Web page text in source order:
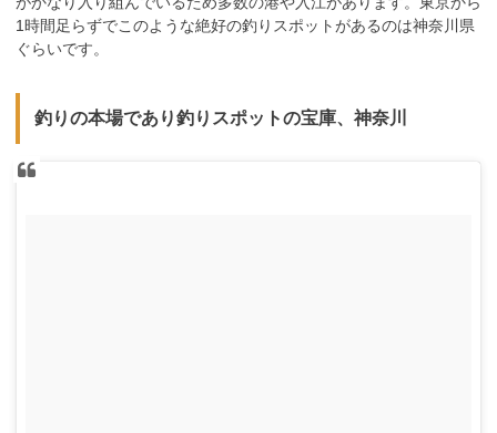
1時間足らずでこのような絶好の釣りスポットがあるのは神奈川県
ぐらいです。
釣りの本場であり釣りスポットの宝庫、神奈川